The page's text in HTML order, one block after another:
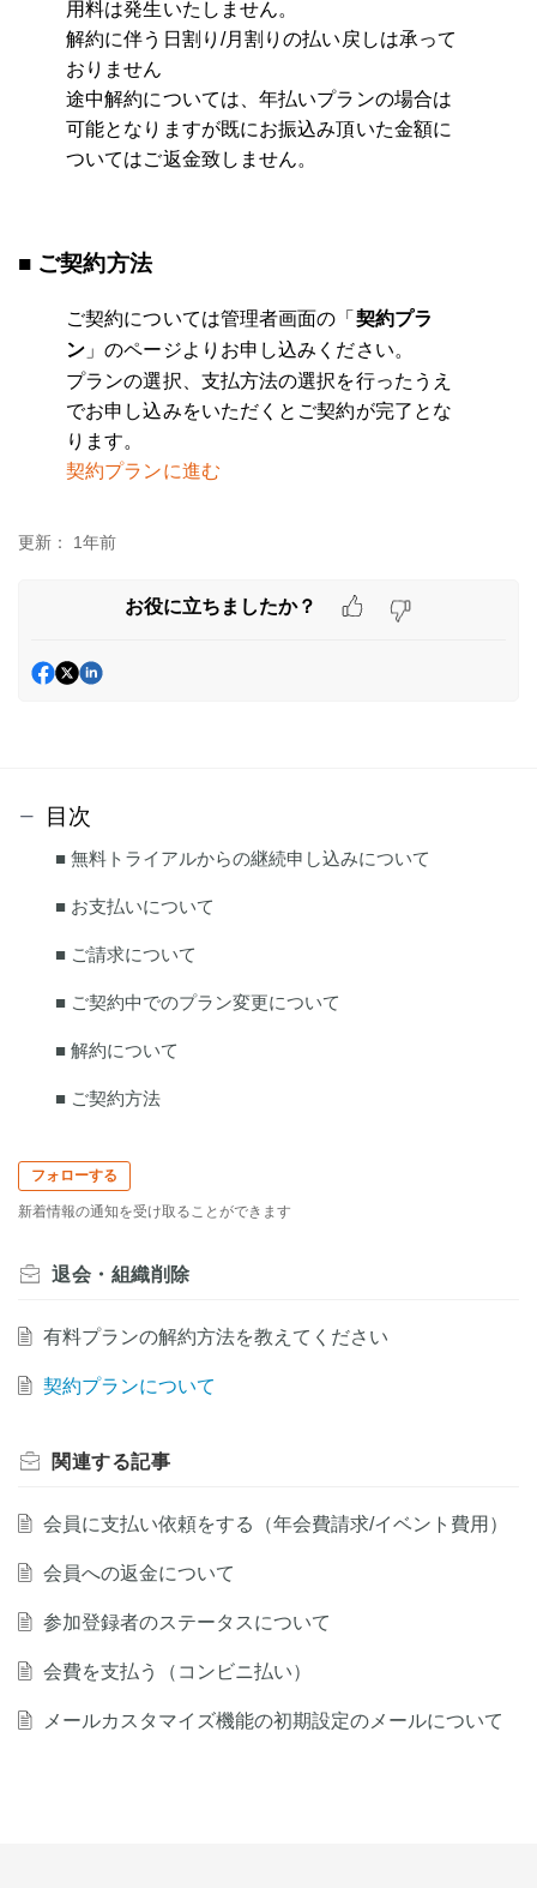
用料は発生いたしません。
解約に伴う日割り/月割りの払い戻しは承って
おりません
途中解約については、年払いプランの場合は
可能となりますが既にお振込み頂いた金額に
ついてはご返金致しません。
■ ご契約方法
ご契約については管理者画面の「 契約プラ
ン 」のページよりお申し込みください。
プランの選択、支払方法の選択を行ったうえ
でお申し込みをいただくとご契約が完了とな
ります。
契約プランに進む
更新： 1年前
お役に立ちましたか？
目次
■ 無料トライアルからの継続申し込みについて
■ お支払いについて
■ ご請求について
■ ご契約中でのプラン変更について
■ 解約について
■ ご契約方法
フォローする
新着情報の通知を受け取ることができます
退会・組織削除
有料プランの解約方法を教えてください
契約プランについて
関連する記事
会員に支払い依頼をする（年会費請求/イベント費用）
会員への返金について
参加登録者のステータスについて
会費を支払う（コンビニ払い）
メールカスタマイズ機能の初期設定のメールについて